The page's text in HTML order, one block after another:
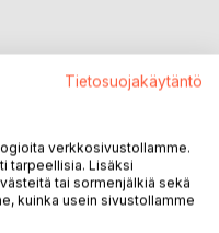
Tietosuojakäytäntö
verkkosivustollamme.
tarpeellisia. Lisäksi
tai sormenjälkiä sekä
kuinka usein sivustollamme